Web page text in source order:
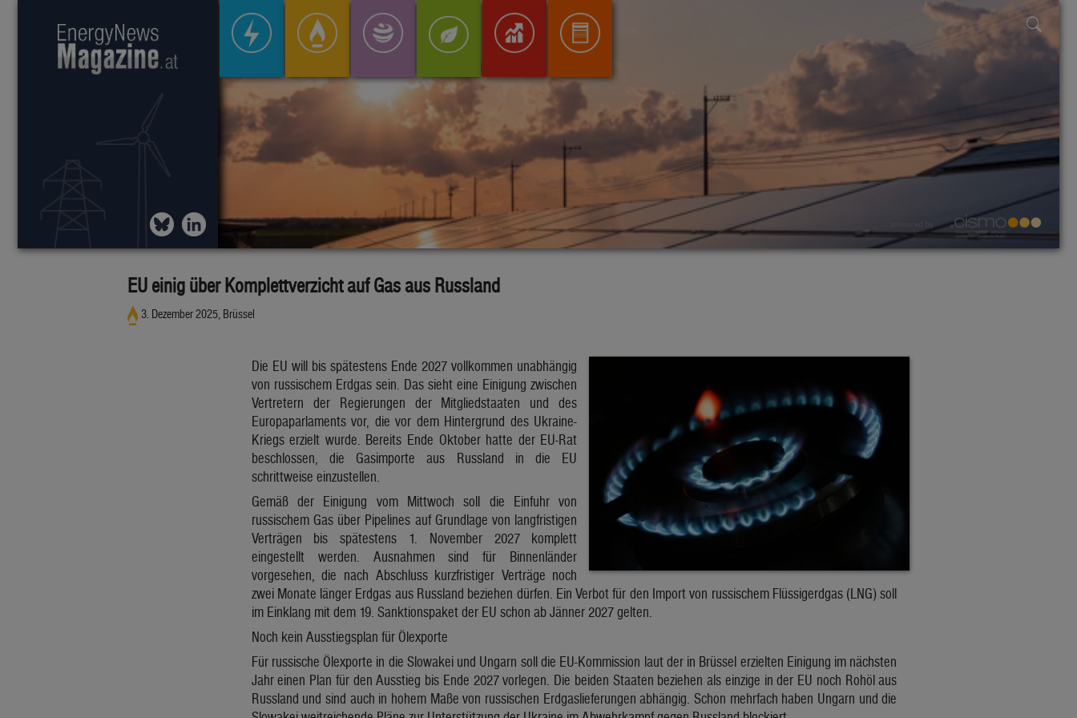
EU einig über Komplettverzicht auf Gas aus Russland
3. Dezember 2025, Brüssel
Die EU will bis spätestens Ende 2027 vollkommen unabhängig
von russischem Erdgas sein. Das sieht eine Einigung zwischen
Vertretern der Regierungen der Mitgliedstaaten und des
Europaparlaments vor, die vor dem Hintergrund des Ukraine-
Kriegs erzielt wurde. Bereits Ende Oktober hatte der EU-Rat
beschlossen, die Gasimporte aus Russland in die EU
schrittweise einzustellen.
Gemäß der Einigung vom Mittwoch soll die Einfuhr von
russischem Gas über Pipelines auf Grundlage von langfristigen
Verträgen bis spätestens 1. November 2027 komplett
eingestellt werden. Ausnahmen sind für Binnenländer
vorgesehen, die nach Abschluss kurzfristiger Verträge noch
zwei Monate länger Erdgas aus Russland beziehen dürfen. Ein Verbot für den Import von russischem Flüssigerdgas (LNG) soll
im Einklang mit dem 19. Sanktionspaket der EU schon ab Jänner 2027 gelten.
Noch kein Ausstiegsplan für Ölexporte
Für russische Ölexporte in die Slowakei und Ungarn soll die EU-Kommission laut der in Brüssel erzielten Einigung im nächsten
Jahr einen Plan für den Ausstieg bis Ende 2027 vorlegen. Die beiden Staaten beziehen als einzige in der EU noch Rohöl aus
Russland und sind auch in hohem Maße von russischen Erdgaslieferungen abhängig. Schon mehrfach haben Ungarn und die